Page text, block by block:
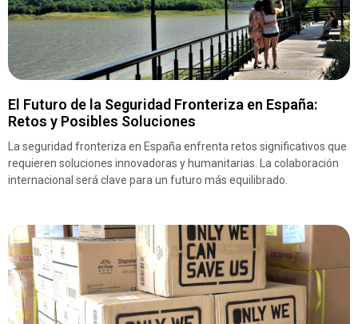
El Futuro de la Seguridad Fronteriza en España:
Retos y Posibles Soluciones
La seguridad fronteriza en España enfrenta retos significativos que
requieren soluciones innovadoras y humanitarias. La colaboración
internacional será clave para un futuro más equilibrado.